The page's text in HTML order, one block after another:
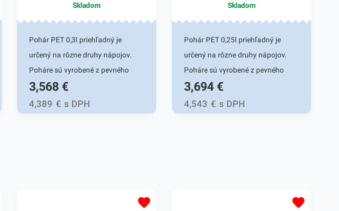
Skladom
Pohár PET 0,3l priehľadný je
určený na rôzne druhy nápojov.
Poháre sú vyrobené z pevného
PET materiálu, vďaka čomu majú
vysokú odolnosť a trvácnosť.
Pohárik zabezpečuje skvelé
spoľahlivý prenos rôznych nápojov
3,568 €
4,389 € s DPH
Skladom
Pohár PET 0,25l priehľadný je
určený na rôzne druhy nápojov.
Poháre sú vyrobené z pevného
PET materiálu, vďaka čomu majú
vysokú odolnosť a trvácnosť.
Pohárik zabezpečuje skvelé
spoľahlivý prenos rôznych nápojov
3,694 €
4,543 € s DPH